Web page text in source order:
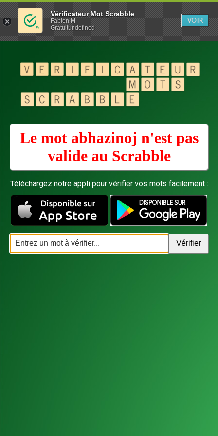
Le mot abhazinoj n'est pas
valide au Scrabble
Téléchargez notre appli pour vérifier vos mots facilement :
Vérificateur Mot Scrabble
Fabien M
Gratuitundefined
VOIR